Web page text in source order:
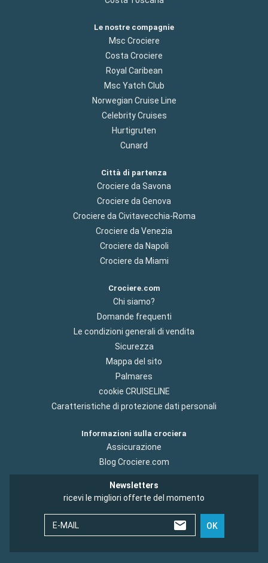
Le nostre compagnie
Msc Crociere
Costa Crociere
Royal Caribean
Msc Yatch Club
Norwegian Cruise Line
Celebrity Cruises
Hurtigruten
Cunard
Città di partenza
Crociere da Savona
Crociere da Genova
Crociere da Civitavecchia-Roma
Crociere da Venezia
Crociere da Napoli
Crociere da Miami
Crociere.com
Chi siamo?
Domande frequenti
Le condizioni generali di vendita
Sicurezza
Mappa del sito
Palmares
cookie CRUISELINE
Caratteristiche di protezione dati personali
Informazioni sulla crociera
Assicurazione
Blog Crociere.com
Newsletters
ricevi le migliori offerte del momento
E-MAIL OK